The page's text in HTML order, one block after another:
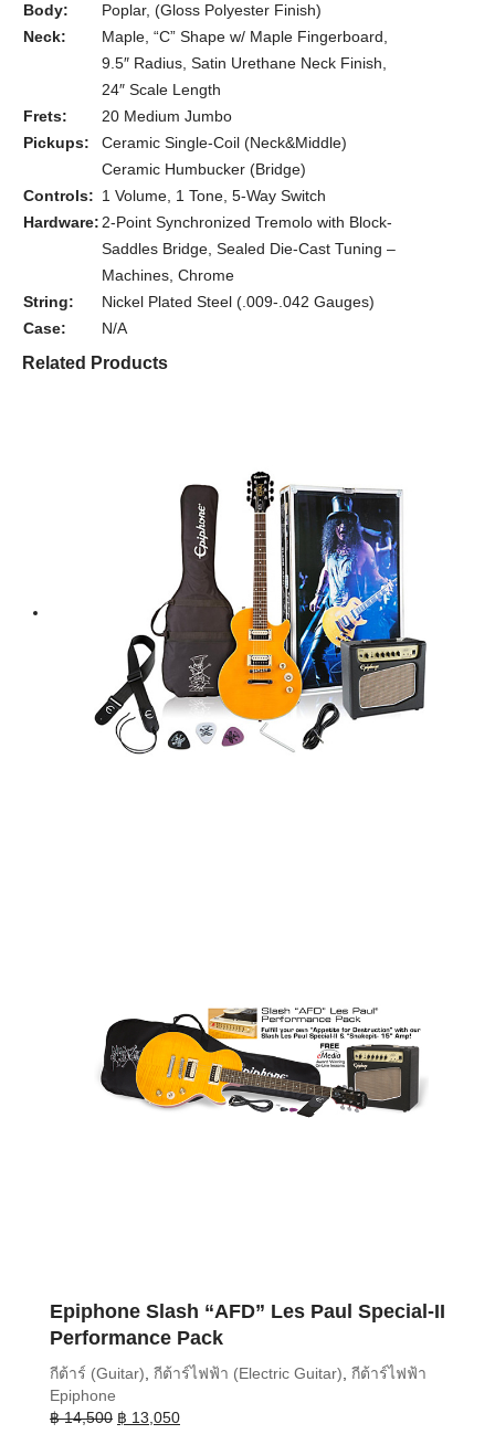
Body:
Poplar, (Gloss Polyester Finish)
Neck:
Maple, “C” Shape w/ Maple Fingerboard,
9.5″ Radius, Satin Urethane Neck Finish,
24″ Scale Length
Frets:
20 Medium Jumbo
Pickups:
Ceramic Single-Coil (Neck&Middle)
Ceramic Humbucker (Bridge)
Controls: 1 Volume, 1 Tone, 5-Way Switch
Hardware: 2-Point Synchronized Tremolo with Block-
Saddles Bridge, Sealed Die-Cast Tuning –
Machines, Chrome
String:
Nickel Plated Steel (.009-.042 Gauges)
Case:
N/A
Related Products
Epiphone Slash “AFD” Les Paul Special-II
Performance Pack
กีต้าร์ (Guitar) กีต้าร์ไฟฟ้า (Electric Guitar) กีต้าร์ไฟฟ้า
Epiphone
฿14,500 Original
฿ 13,050Current